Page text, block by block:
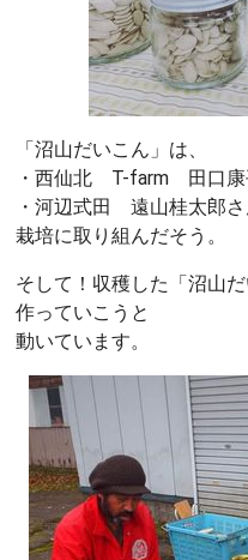
「沼山だいこん」は、
・西仙北 T-farm 田口康
・河辺式田 遠山桂太郎
栽培に取り組んだそう。
そして！収穫した「沼山
作っていこうと
動いています。